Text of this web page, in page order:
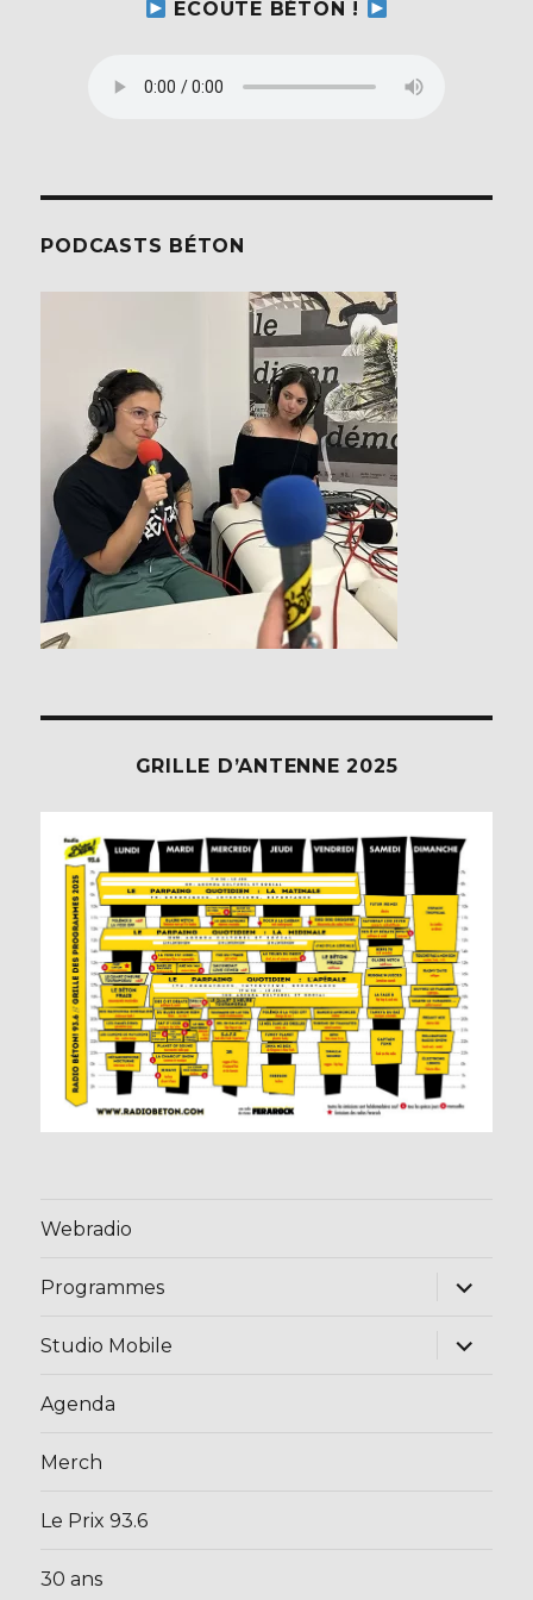
ECOUTE BÉTON !
PODCASTS BÉTON
GRILLE D’ANTENNE 2025
Webradio
Programmes
ouvrir
menu
Studio Mobile
ouvrir
Agenda
Merch
Le Prix 93.6
30 ans